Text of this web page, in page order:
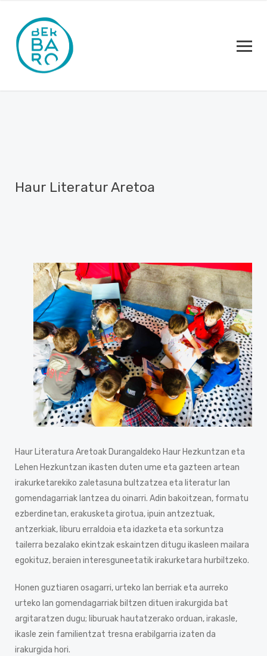
Haur Literatur Aretoa
Haur Literatura Aretoak Durangaldeko Haur Hezkuntzan eta
Lehen Hezkuntzan ikasten duten ume eta gazteen artean
irakurketarekiko zaletasuna bultzatzea eta literatur lan
gomendagarriak lantzea du oinarri. Adin bakoitzean, formatu
ezberdinetan, erakusketa girotua, ipuin antzeztuak,
antzerkiak, liburu erraldoia eta idazketa eta sorkuntza
tailerra bezalako ekintzak eskaintzen ditugu ikasleen mailara
egokituz, beraien interesguneetatik irakurketara hurbiltzeko.
Honen guztiaren osagarri, urteko lan berriak eta aurreko
urteko lan gomendagarriak biltzen dituen irakurgida bat
argitaratzen dugu; liburuak hautatzerako orduan, irakasle,
ikasle zein familientzat tresna erabilgarria izaten da
irakurgida hori.